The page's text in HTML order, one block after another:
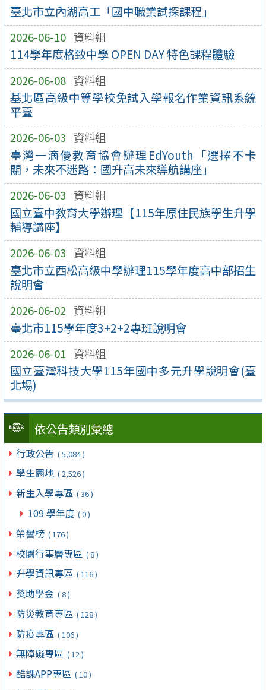
臺北市立內湖高工「國中職業試探課程」
2026-06-10 資料組
114學年度格致中學 OPEN DAY 特色課程體驗
2026-06-08 資料組
基北區高級中等學校免試入學報名作業資訊系統
平臺
2026-06-03 資料組
臺灣一滴優教育協會辦理EdYouth「選擇不卡
關，未來不迷路：國升高未來導航講座」
2026-06-03 資料組
國立臺中教育大學辦理【115年原住民族學生升學
輔導講座】
2026-06-03 資料組
臺北市立西松高級中學辦理115學年度高中部招生
說明會
2026-06-02 資料組
臺北市115學年度3+2+2專班說明會
2026-06-01 資料組
國立臺灣科技大學115年國中多元升學說明會(臺
北場)
依公告類別彙總
行政公告 ( 5,084 )
學生園地 ( 2,526 )
新生入學專區 ( 36 )
109 學年度 ( 0 )
榮譽榜 ( 176 )
校園行事曆專區 ( 8 )
升學資訊專區 ( 116 )
獎助學金 ( 8 )
防災教育專區 ( 128 )
防疫專區 ( 106 )
無障礙專區 ( 12 )
酷課APP專區 ( 10 )